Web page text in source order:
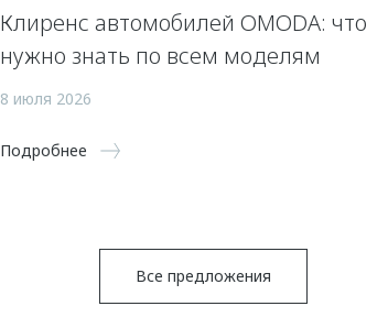
Клиренс автомобилей OMODA: что
нужно знать по всем моделям
8 июля 2026
Подробнее
Все предложения